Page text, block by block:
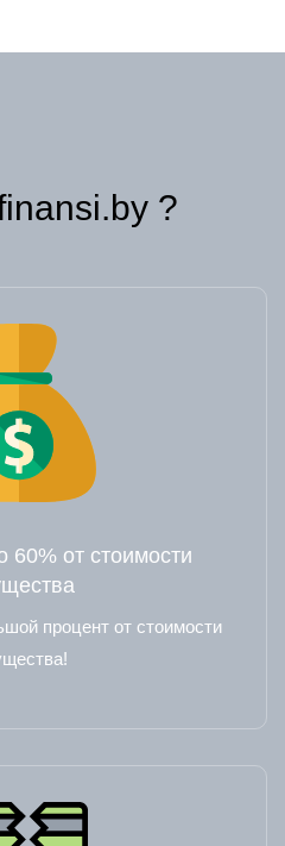
?
от стоимости
процент от стоимости